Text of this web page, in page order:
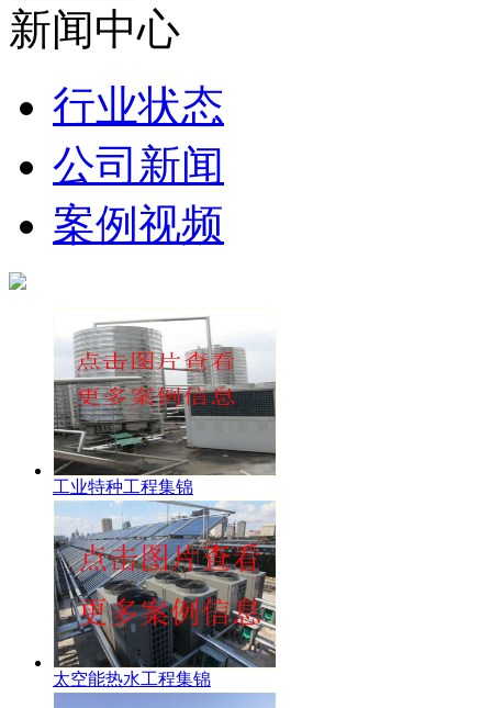
新闻中心
行业状态
公司新闻
案例视频
工业特种工程集锦
太空能热水工程集锦